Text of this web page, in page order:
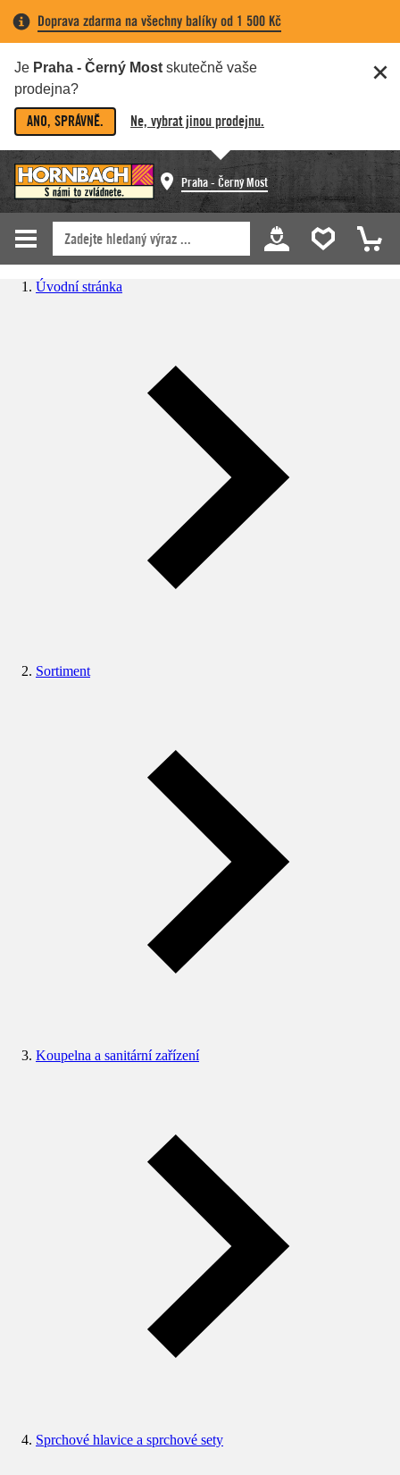
Doprava zdarma na všechny balíky od 1 500 Kč
Je Praha - Černý Most skutečně vaše
prodejna?
ANO, SPRÁVNĚ. Ne, vybrat jinou prodejnu.
Praha - Černý Most
Úvodní stránka
Sortiment
Koupelna a sanitární zařízení
Sprchové hlavice a sprchové sety